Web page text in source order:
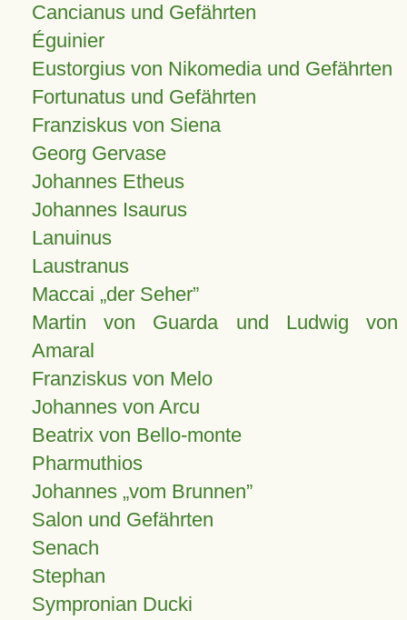
Cancianus und Gefährten
Éguinier
Eustorgius von Nikomedia und Gefährten
Fortunatus und Gefährten
Franziskus von Siena
Georg Gervase
Johannes Etheus
Johannes Isaurus
Lanuinus
Laustranus
Maccai „der Seher”
Martin von Guarda und Ludwig von
Amaral
Franziskus von Melo
Johannes von Arcu
Beatrix von Bello-monte
Pharmuthios
Johannes vom Brunnen
Salon und Gefährten
Senach
Stephan
Sympronian Ducki